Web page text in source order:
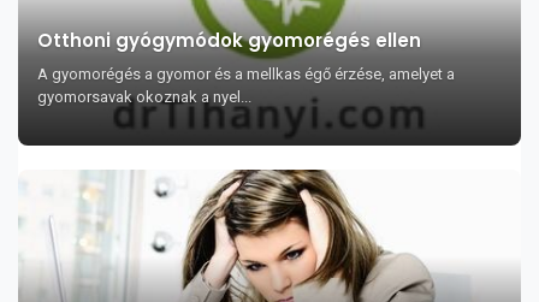
Otthoni gyógymódok gyomorégés ellen
A gyomorégés a gyomor és a mellkas égő érzése, amelyet a
gyomorsavak okoznak a nyel...